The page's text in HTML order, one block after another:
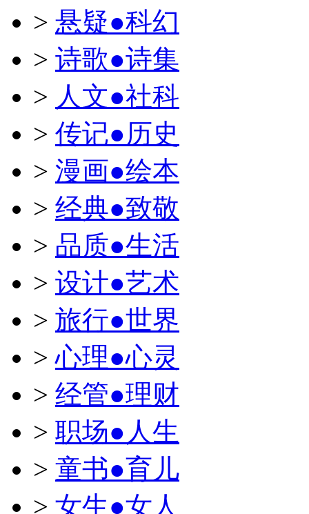
> 悬疑●科幻
> 诗歌●诗集
> 人文●社科
> 传记●历史
> 漫画●绘本
> 经典●致敬
> 品质●生活
> 设计●艺术
> 旅行●世界
>心理●心灵
> 经管●理财
> 职场●人生
> 童书●育儿
> 女生●女人